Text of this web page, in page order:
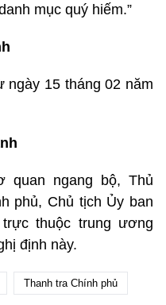
mục quý hiếm.”
ngày 15 tháng 02 năm
quan ngang bộ, Thủ
phủ, Chủ tịch Ủy ban
thuộc trung ương
định này.
Thanh tra Chính phủ